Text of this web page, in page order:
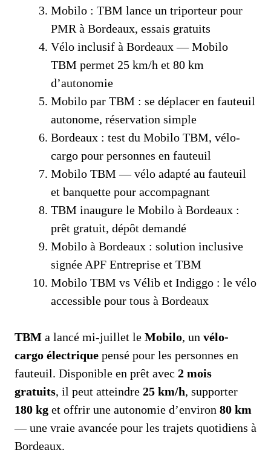
Mobilo : TBM lance un triporteur pour
PMR à Bordeaux, essais gratuits
Vélo inclusif à Bordeaux — Mobilo
TBM permet 25 km/h et 80 km
d’autonomie
Mobilo par TBM : se déplacer en fauteuil
autonome, réservation simple
Bordeaux : test du Mobilo TBM, vélo-
cargo pour personnes en fauteuil
Mobilo TBM — vélo adapté au fauteuil
et banquette pour accompagnant
TBM inaugure le Mobilo à Bordeaux :
prêt gratuit, dépôt demandé
Mobilo à Bordeaux : solution inclusive
signée APF Entreprise et TBM
Mobilo TBM vs Vélib et Indiggo : le vélo
accessible pour tous à Bordeaux
TBM a lancé mi-juillet le Mobilo, un vélo-
cargo électrique pensé pour les personnes en
fauteuil. Disponible en prêt avec 2 mois
gratuits, il peut atteindre 25 km/h, supporter
180 kg et offrir une autonomie d’environ 80 km
— une vraie avancée pour les trajets quotidiens à
Bordeaux.